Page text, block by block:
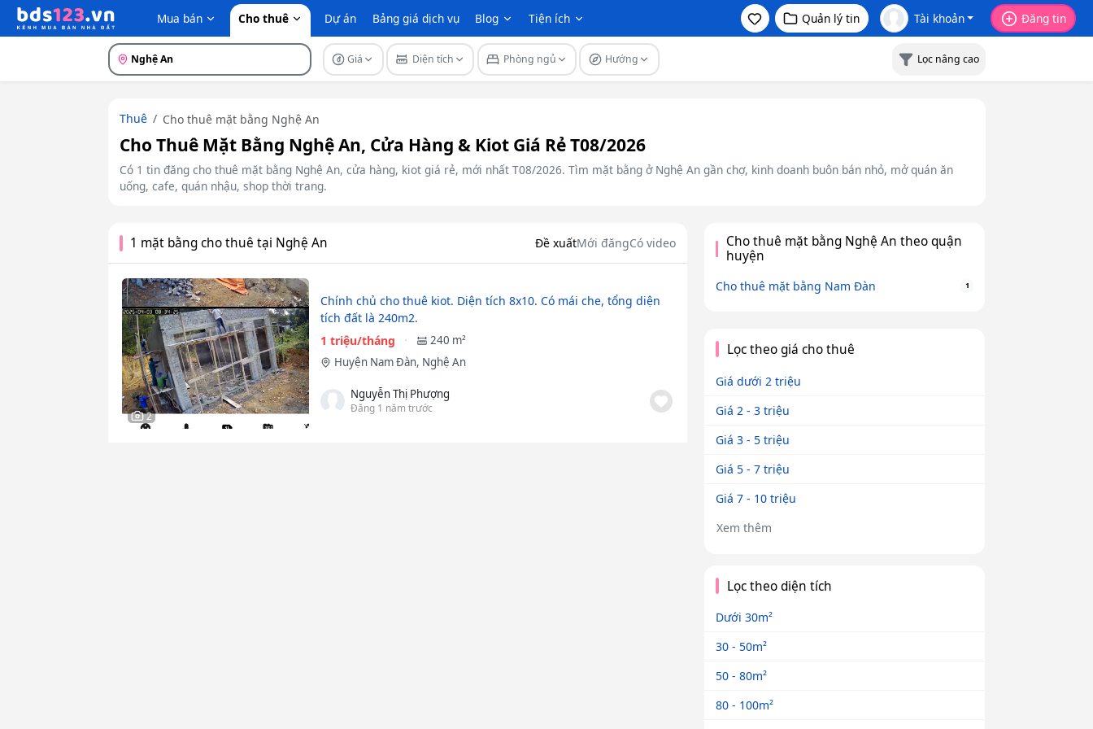
Mua bán Cho thuê Dự án Bảng giá dịch vụ Blog Tiện ích Quản lý tin Tài khoản Đăng tin
Nghệ An Giá Diện tích Phòng ngủ Hướng Lọc nâng cao
Thuê Cho thuê mặt bằng Nghệ An
Cho Thuê Mặt Bằng Nghệ An, Cửa Hàng & Kiot Giá Rẻ T08/2026
Có 1 tin đăng cho thuê mặt bằng Nghệ An, cửa hàng, kiot giá rẻ, mới nhất T08/2026. Tìm mặt bằng ở Nghệ An gần chợ, kinh doanh buôn bán nhỏ, mở quán ăn
uống, cafe, quán nhậu, shop thời trang.
1 mặt bằng cho thuê tại Nghệ An Đề xuấtMới đăngCó video
2
Chính chủ cho thuê kiot. Diện tích 8x10. Có mái che, tổng diện
tích đất là 240m2.
1 triệu/tháng
240 m²
Huyện Nam Đàn, Nghệ An
Nguyễn Thị Phượng
Đăng 1 năm trước
Cho thuê mặt bằng Nghệ An theo quận
huyện
Cho thuê mặt bằng Nam Đàn 1
Lọc theo giá cho thuê
Giá dưới 2 triệu
Giá 2 - 3 triệu
Giá 3 - 5 triệu
Giá 5 - 7 triệu
Giá 7 - 10 triệu
Xem thêm
Lọc theo diện tích
Dưới 30m²
30 - 50m²
50 - 80m²
80 - 100m²